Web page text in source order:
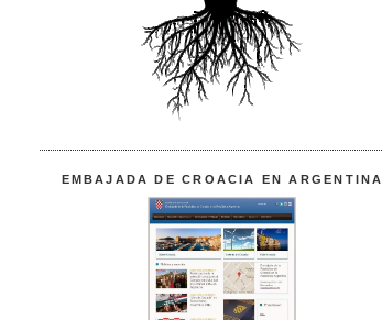
EMBAJADA DE CROACIA EN ARGENTINA